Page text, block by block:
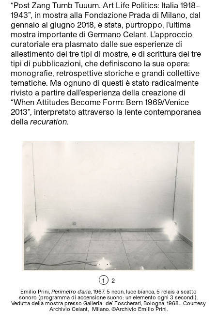
“Post Zang Tumb Tuuum. Art Life Politics: Italia 1918–
1943”, in mostra alla Fondazione Prada di Milano, dal
gennaio al giugno 2018, è stata, purtroppo, l’ultima
mostra importante di Germano Celant. L’approccio
curatoriale era plasmato dalle sue esperienze di
allestimento dei tre tipi di mostre, e di scrittura dei tre
tipi di pubblicazioni, che definiscono la sua opera:
monografie, retrospettive storiche e grandi collettive
tematiche. Ma ognuno di questi è stato radicalmente
rivisto a partire dall’esperienza della creazione di
“When Attitudes Become Form: Bern 1969/Venice
2013”, interpretato attraverso la lente contemporanea
dellarecuration.
1 2
Emilio Prini, Perimetro d’aria, 1967. 5 neon, luce bianca, 5 relais a scatto
sonoro (programma di accensione suono: un elemento ogni 3 secondi).
Vedutta della mostra presso Galleria de’ Foscherari, Bologna, 1968. Courtesy
Archivio Celant, Milano. ©Archivio Emilio Prini.